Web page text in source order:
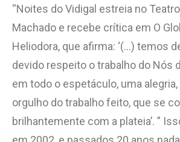
“Noites do Vidigal estreia no
Machado e recebe crítica em O
Heliodora, que afirma: ‘(…) temos
devido respeito o trabalho do Nós
em todo o espetáculo, uma
orgulho do trabalho feito, que se
brilhantemente com a plateia’. ”